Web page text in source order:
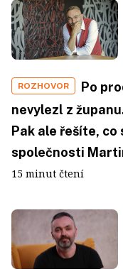
ROZHOVOR
Po
nevylezl z
Pak ale řešíte, co
společnosti
15 minut čtení